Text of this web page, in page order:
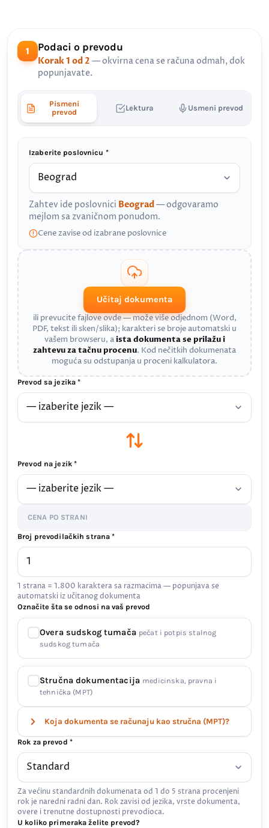
1 Podaci o prevodu
Korak 1 od 2 — okvirna cena se računa odmah, dok
popunjavate.
Pismeni
prevod
Lektura Usmeni prevod
Izaberite poslovnicu *
Zahtev ide poslovnici Beograd— odgovaramo
mejlom sa zvaničnom ponudom.
Cene zavise od izabrane poslovnice
Učitaj dokumenta
ili prevucite fajlove ovde — može više odjednom (Word,
PDF, tekst ili sken/slika); karakteri se broje automatski u
vašem browseru, aista dokumenta se prilažu i
zahtevu za tačnu procenu. Kod nečitkih dokumenata
moguća su odstupanja u proceni kalkulatora.
Prevod sa jezika *
Prevod na jezik *
CENA PO STRANI
Broj prevodilačkih strana *
1 strana = 1.800 karaktera sa razmacima — popunjava se
automatski iz učitanog dokumenta
Označite šta se odnosi na vaš prevod
Overa sudskog tumača pečat i potpis stalnog
sudskog tumača
Stručna dokumentacija medicinska, pravna i
tehnička (MPT)
Koja dokumenta se računaju kao stručna (MPT)?
Rok za prevod *
Za većinu standardnih dokumenata od 1 do 5 strana procenjeni
rok je naredni radni dan. Rok zavisi od jezika, vrste dokumenta,
overe i trenutne dostupnosti prevodioca.
U koliko primeraka želite prevod?